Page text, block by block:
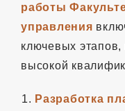
работы
управления
ключевых этапов,
высокой
Разработка